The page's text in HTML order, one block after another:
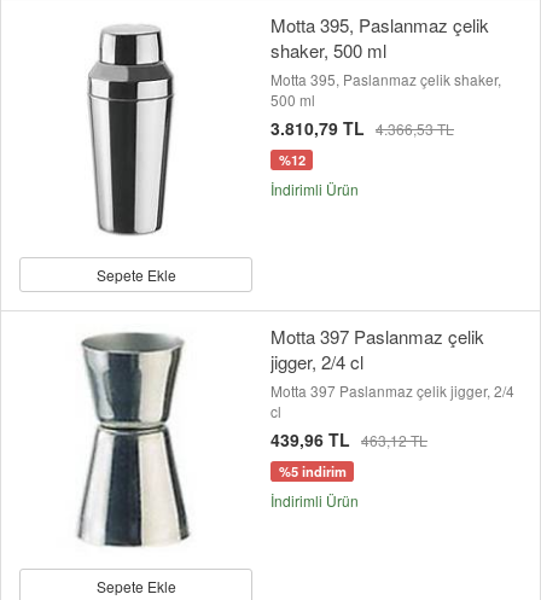
Sepete Ekle
Motta 395, Paslanmaz çelik
shaker, 500 ml
Motta 395, Paslanmaz çelik shaker,
500 ml
3.810,79 TL 4.366,53 TL
%12
İndirimli Ürün
Sepete Ekle
Motta 397 Paslanmaz çelik
jigger, 2/4 cl
Motta 397 Paslanmaz çelik jigger, 2/4
cl
439,96 TL 463,12 TL
%5 indirim
İndirimli Ürün